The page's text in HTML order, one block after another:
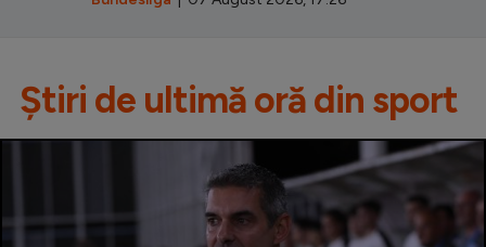
Știri de ultimă oră din sport